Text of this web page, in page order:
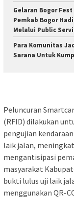
Gelaran Bogor
Pemkab Bogor
Melalui Public
Para Komunitas
Sarana Untuk
Peluncuran
(RFID) dilakukan
pengujian
laik jalan,
mengantisipasi
masyarakat
bukti lulus uji laik
menggunakan QR-